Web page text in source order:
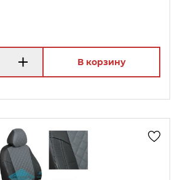
В корзину